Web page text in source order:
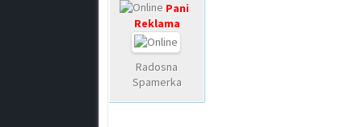
Pani
Reklama
Radosna
Spamerka